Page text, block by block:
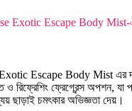
Exotic Escape Body Mist-
Exotic Escape Body Mist এর
রিফ্রেশিং ফ্রেগ্রেন্স অপশন, যা
ছাড়াই চমৎকার অভিজ্ঞতা দেয়।